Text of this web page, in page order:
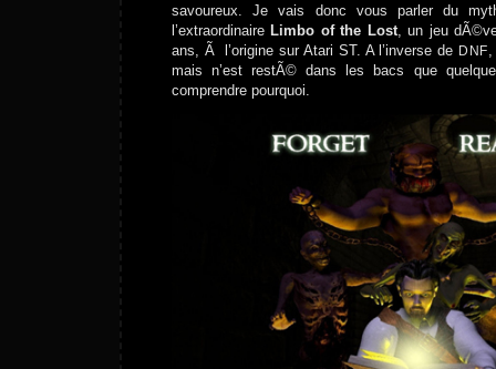
savoureux. Je vais donc vous parler du
l’extraordinaire Limbo of the Lost, un jeu
ans, Ã l’origine sur Atari ST. A l’inverse de DNF,
mais n’est restÃ© dans les bacs que
comprendre pourquoi.